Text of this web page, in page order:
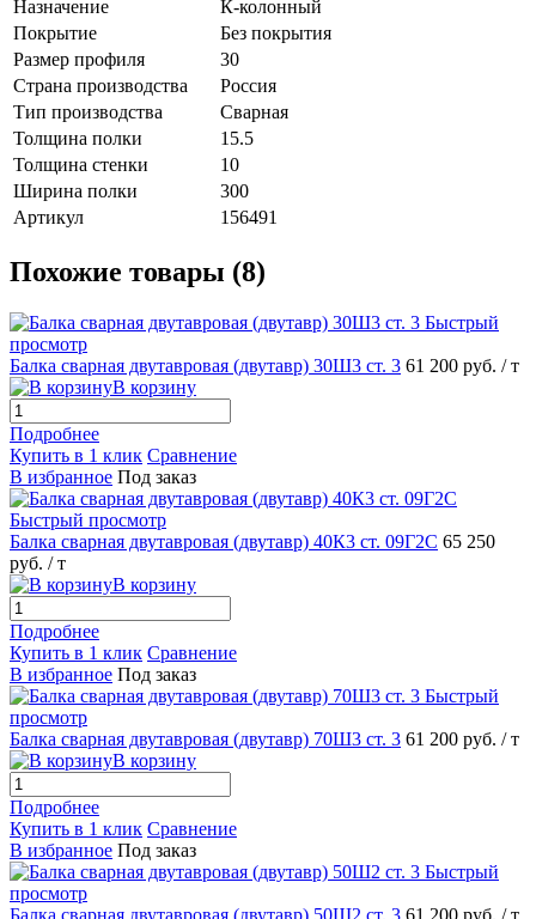
Назначение
К-колонный
Покрытие
Без покрытия
Размер профиля
30
Страна производства
Россия
Тип производства
Сварная
Толщина полки
15.5
Толщина стенки
10
Ширина полки
300
Артикул
156491
Похожие товары (8)
Быстрый
просмотр
Балка сварная двутавровая (двутавр) 30Ш3 ст. 3 61 200 руб. / т
В корзину
Подробнее
Купить в 1 клик Сравнение
В избранное Под заказ
Быстрый просмотр
Балка сварная двутавровая (двутавр) 40К3 ст. 09Г2С 65 250
руб. / т
В корзину
Подробнее
Купить в 1 клик Сравнение
В избранное Под заказ
Быстрый
просмотр
Балка сварная двутавровая (двутавр) 70Ш3 ст. 3 61 200 руб. / т
В корзину
Подробнее
Купить в 1 клик Сравнение
В избранное Под заказ
Быстрый
просмотр
Балка сварная двутавровая (двутавр) 50Ш2 ст. 3 61 200 руб. / т